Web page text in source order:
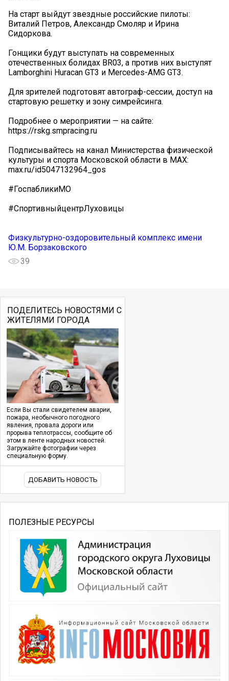
На старт выйдут звездные российские пилоты:
Виталий Петров, Александр Смоляр и Ирина
Сидоркова.
Гонщики будут выступать на современных
отечественных болидах BR03, а против них выступят
Lamborghini Huracan GT3 и Mercedes-AMG GT3.
Для зрителей подготовят автограф-сессии, доступ на
стартовую решетку и зону симрейсинга.
Подробнее о мероприятии — на сайте:
https://rskg.smpracing.ru
Подписывайтесь на канал Министерства физической
культуры и спорта Московской области в MAX:
max.ru/id5047132964_gos
#ГоспабликиМО
#СпортивныйцентрЛуховицы
Физкультурно-оздоровительный комплекс имени
Ю.М. Борзаковского
39
ПОДЕЛИТЕСЬ НОВОСТЯМИ С
ЖИТЕЛЯМИ ГОРОДА
Если Вы стали свидетелем аварии,
пожара, необычного погодного
явления, провала дороги или
прорыва теплотрассы, сообщите об
этом в ленте народных новостей.
Загружайте фотографии через
специальную форму.
ДОБАВИТЬ НОВОСТЬ
ПОЛЕЗНЫЕ РЕСУРСЫ